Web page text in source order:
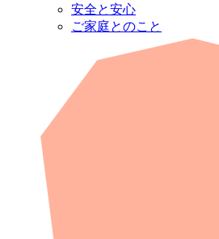
安全と安心
ご家庭とのこと